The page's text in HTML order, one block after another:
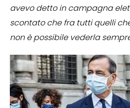
avevo detto in campagna
scontato che fra tutti quelli
non è possibile vederla